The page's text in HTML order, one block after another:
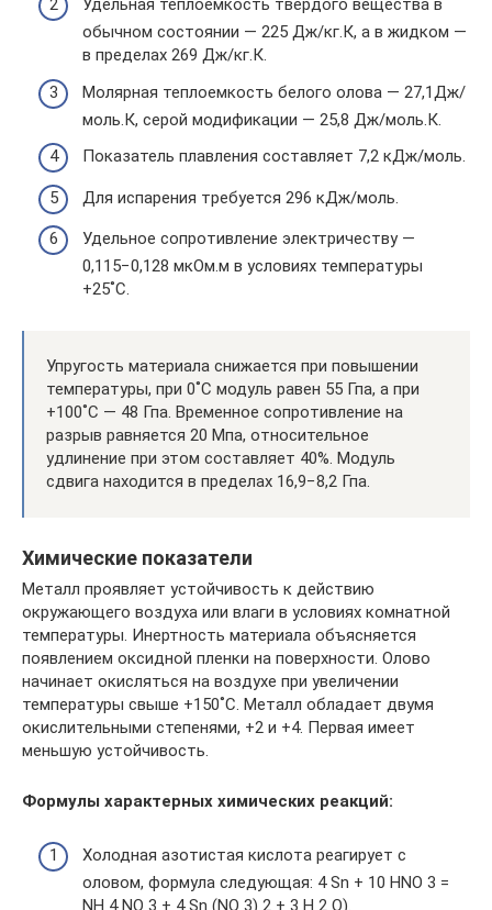
Удельная теплоемкость твердого вещества в
обычном состоянии — 225 Дж/кг.К, а в жидком —
в пределах 269 Дж/кг.К.
Молярная теплоемкость белого олова — 27,1Дж/
моль.К, серой модификации — 25,8 Дж/моль.К.
Показатель плавления составляет 7,2 кДж/моль.
Для испарения требуется 296 кДж/моль.
Удельное сопротивление электричеству —
0,115−0,128 мкОм.м в условиях температуры
+25˚С.
Упругость материала снижается при повышении
температуры, при 0˚С модуль равен 55 Гпа, а при
+100˚С — 48 Гпа. Временное сопротивление на
разрыв равняется 20 Мпа, относительное
удлинение при этом составляет 40%. Модуль
сдвига находится в пределах 16,9−8,2 Гпа.
Химические показатели
Металл проявляет устойчивость к действию
окружающего воздуха или влаги в условиях комнатной
температуры. Инертность материала объясняется
появлением оксидной пленки на поверхности. Олово
начинает окисляться на воздухе при увеличении
температуры свыше +150˚С. Металл обладает двумя
окислительными степенями, +2 и +4. Первая имеет
меньшую устойчивость.
Формулы характерных химических реакций:
Холодная азотистая кислота реагирует с
оловом, формула следующая: 4 Sn + 10 HNO 3 =
NH 4 NO 3 + 4 Sn (NO 3) 2 + 3 H 2 O).